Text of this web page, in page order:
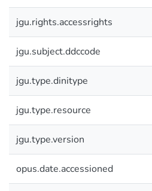
jgu.rights.accessrights
jgu.subject.ddccode
jgu.type.dinitype
jgu.type.resource
jgu.type.version
opus.date.accessioned